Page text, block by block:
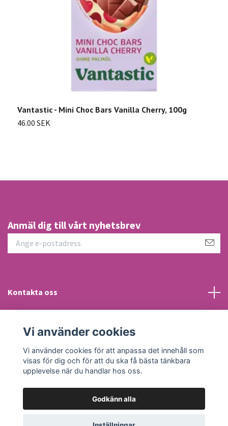
Vantastic - Mini Choc Bars Vanilla Cherry, 100g
46.00 SEK
Anmäl dig till vårt nyhetsbrev
Kontakta oss
Sociala medier
© 2026 Trendigt Gott
Vi använder cookies
Vi använder cookies för att anpassa det innehåll som
visas för dig och för att du ska få bästa tänkbara
upplevelse när du handlar hos oss.
Godkänn alla